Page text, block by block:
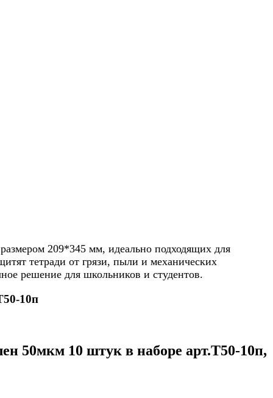
209*345 мм, идеально подходящих для
тетради от грязи, пыли и механических
решение для школьников и студентов.
10п
50мкм 10 штук в наборе арт.Т50-10п,